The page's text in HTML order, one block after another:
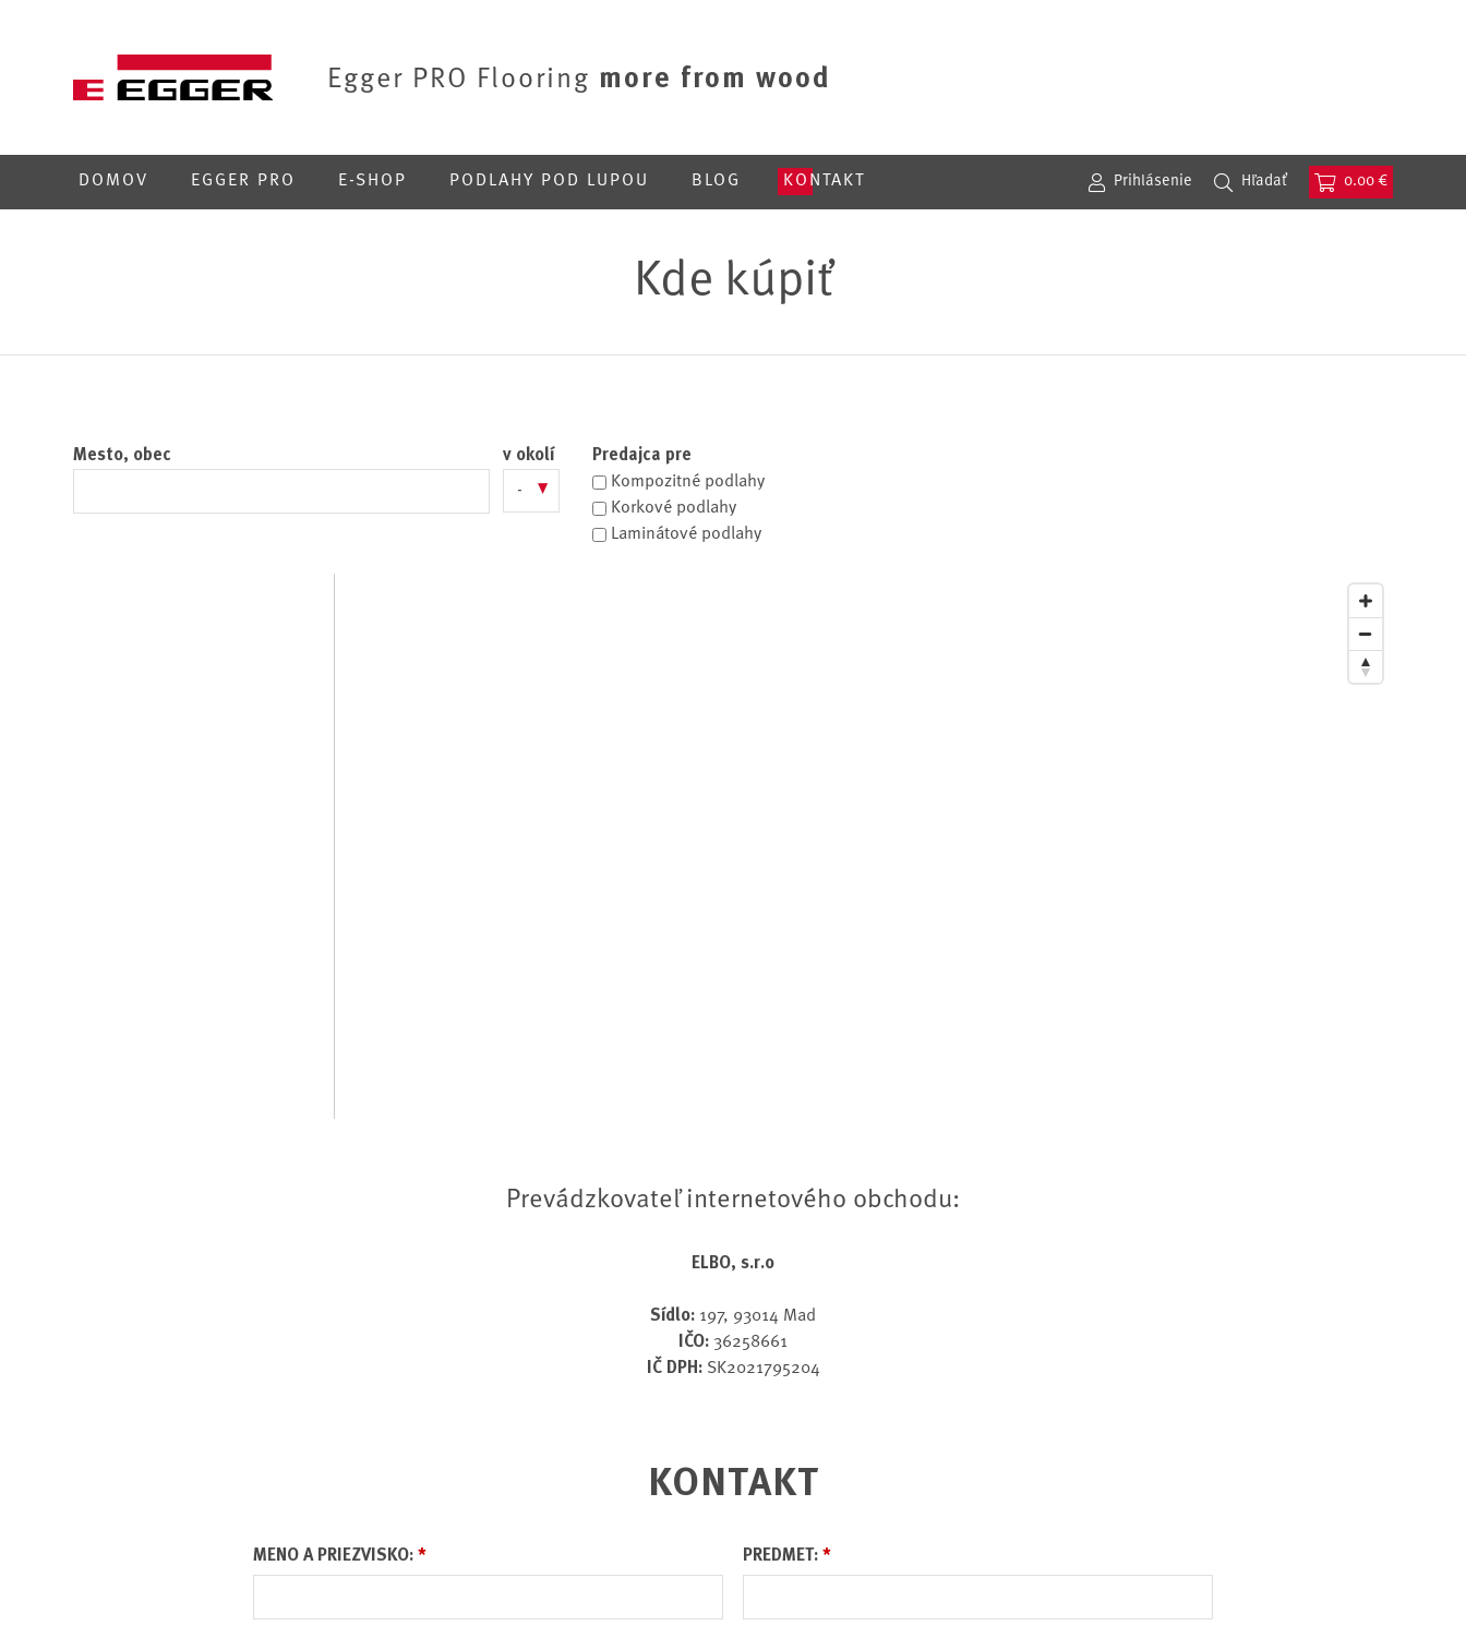
Egger PRO Flooring more from wood
DOMOV EGGER PRO E-SHOP PODLAHY POD LUPOU BLOG KONTAKT Prihlásenie Hľadať 0.00 €
Kde kúpiť
Mesto, obec
v okolí
-
▾
Predajca pre
Kompozitné podlahy
Korkové podlahy
Laminátové podlahy
Prevádzkovateľ internetového obchodu:
ELBO, s.r.o
Sídlo: 197, 93014 Mad
IČO: 36258661
IČ DPH:SK2021795204
KONTAKT
MENO A PRIEZVISKO: * PREDMET: *